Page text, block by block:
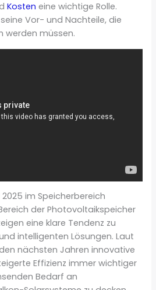
Kosten eine wichtige Rolle.
Vor- und Nachteile, die
müssen.
im Speicherbereich
der Photovoltaikspeicher
eine klare Tendenz zu
intelligenten Lösungen. Laut
nächsten Jahren innovative
Effizienz immer wichtiger
Bedarf an